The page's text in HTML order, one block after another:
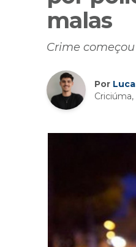
malas
Crime
Por
Criciúma,